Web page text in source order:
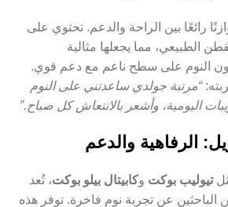
رائعًا بين الراحة والدعم. تحتوي على
الطبيعي، مما يجعلها مثالية
النوم على سطح ناعم مع دعم قوي.
“مرتبة جولدي ساعدتني على النوم
اليومية، وأشعر بالانتعاش كل صباح.”
الرفاهية والدعم
تيوليب بوكت وكابيتال بيلو بوكت، تُعد
الباحثين عن تجربة نوم فاخرة. توفر هذه